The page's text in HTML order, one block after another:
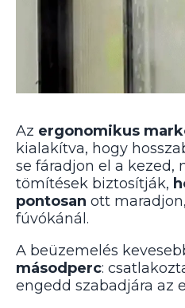
Az ergonomikus
kialakítva, hogy
se fáradjon el a kezed,
tömítések biztosítják,
pontosan ott
fúvókánál.
A beüzemelés
másodperc:
engedd szabadjára az